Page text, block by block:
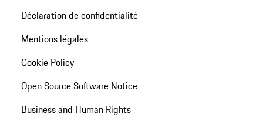
Déclaration de confidentialité
Mentions légales
Cookie Policy
Open Source Software Notice
Business and Human Rights